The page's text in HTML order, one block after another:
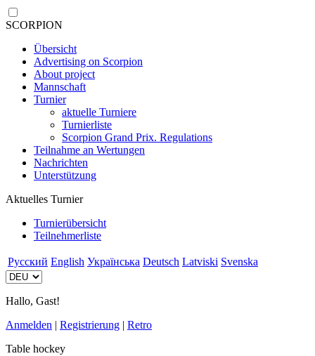
SCORPION
Übersicht
Advertising on Scorpion
About project
Mannschaft
Turnier
aktuelle Turniere
Turnierliste
Scorpion Grand Prix. Regulations
Teilnahme an Wertungen
Nachrichten
Unterstützung
Aktuelles Turnier
Turnierübersicht
Teilnehmerliste
Русский English Українська Deutsch Latviski Svenska
Hallo, Gast!
Anmelden | Registrierung | Retro
Table hockey